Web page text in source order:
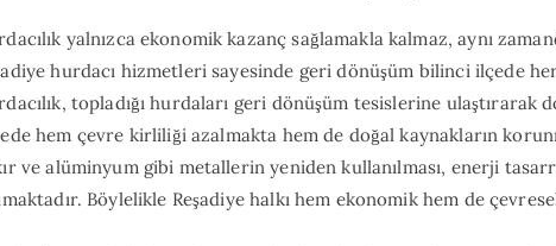
yalnızca ekonomik kazanç sağlamakla kalmaz, aynı
hurdacı hizmetleri sayesinde geri dönüşüm bilinci ilçede
topladığı hurdaları geri dönüşüm tesislerine ulaştırarak
hem çevre kirliliği azalmakta hem de doğal kaynakların
ve alüminyum gibi metallerin yeniden kullanılması, enerji
Böylelikle Reşadiye halkı hem ekonomik hem de